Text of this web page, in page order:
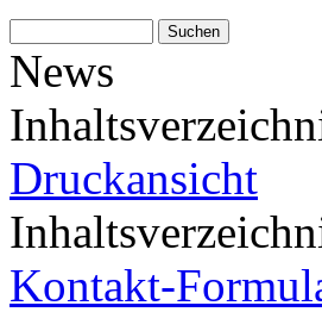
News
Druckansicht
Kontakt-